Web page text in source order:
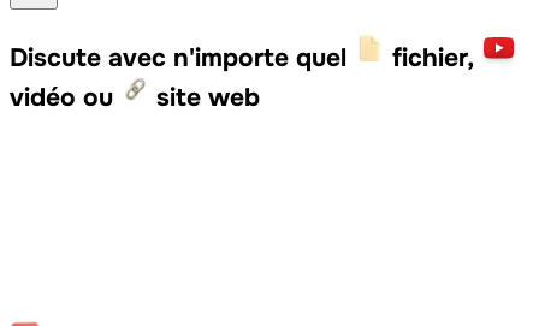
Discute avec n'importe quel
fichier,
vidéo ou
site web